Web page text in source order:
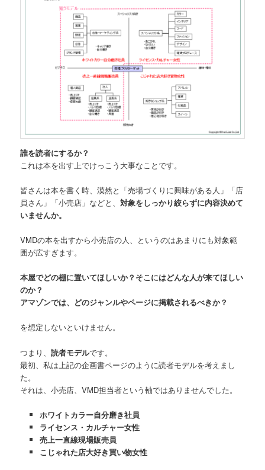
誰を読者にするか？
これは本を出す上でけっこう大事なことです。
皆さんは本を書く時、漠然と「売場づくりに興味がある人」「店
員さん」「小売店」などと、対象をしっかり絞らずに内容決めて
いませんか。
VMDの本を出すから小売店の人、というのはあまりにも対象範
囲が広すぎます。
本屋でどの棚に置いてほしいか？そこにはどんな人が来てほしい
のか？
アマゾンでは、どのジャンルやページに掲載されるべきか？
を想定しないといけません。
つまり、読者モデルです。
最初、私は上記の企画書ページのように読者モデルを考えまし
た。
それは、小売店、VMD担当者という軸ではありませんでした。
ホワイトカラー自分磨き社員
ライセンス・カルチャー女性
売上一直線現場販売員
こじゃれた店大好き買い物女性